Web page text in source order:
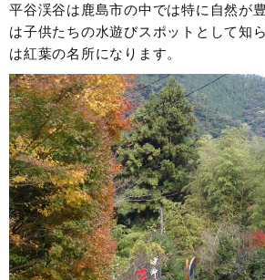
平谷渓谷は鹿島市の中では特に自然が
は子供たちの水遊びスポットとして知
は紅葉の名所になります。